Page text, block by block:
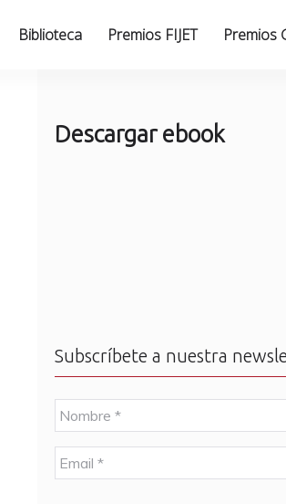
Biblioteca Premios FIJET Premios
Descargar ebook
Subscríbete a nuestra
N
o
m
b
r
E
m